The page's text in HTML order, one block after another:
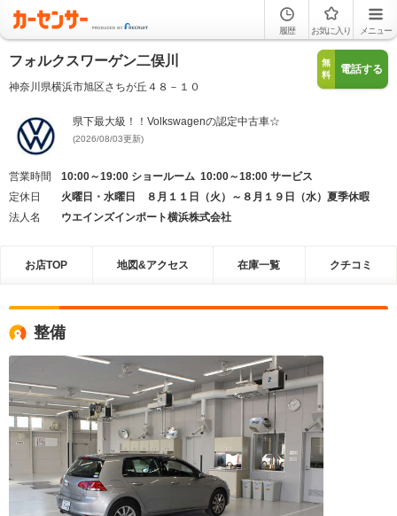
履歴 お気に入り メニュー
フォルクスワーゲン二俣川
神奈川県横浜市旭区さちが丘４８－１０
無
料
電話する
県下最大級！！Volkswagenの認定中古車☆
(2026/08/03更新)
営業時間
10:00～19:00 ショールーム 10:00～18:00 サービス
定休日
火曜日・水曜日 ８月１１日（火）～８月１９日（水）夏季休暇
法人名
ウエインズインポート横浜株式会社
お店TOP 地図&アクセス 在庫一覧 クチコミ
整備